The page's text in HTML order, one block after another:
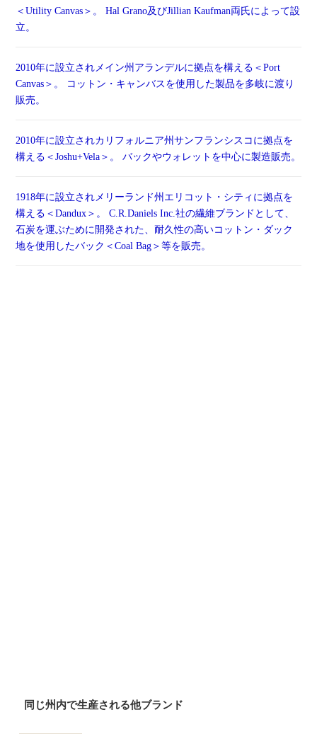
＜Utility Canvas＞。 Hal Grano及びJillian Kaufman両氏によって設
立。
2010年に設立されメイン州アランデルに拠点を構える＜Port
Canvas＞。 コットン・キャンバスを使用した製品を多岐に渡り
販売。
2010年に設立されカリフォルニア州サンフランシスコに拠点を
構える＜Joshu+Vela＞。 バックやウォレットを中心に製造販売。
1918年に設立されメリーランド州エリコット・シティに拠点を
構える＜Dandux＞。 C.R.Daniels Inc.社の繊維ブランドとして、
石炭を運ぶために開発された、耐久性の高いコットン・ダック
地を使用したバック＜Coal Bag＞等を販売。
同じ州内で生産される他ブランド